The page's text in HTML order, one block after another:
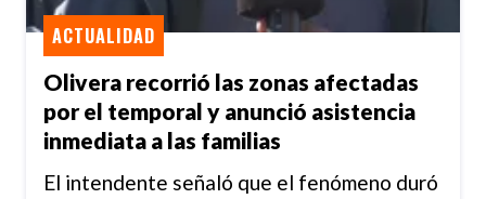
Olivera recorrió las zonas afectadas
por el temporal y anunció asistencia
inmediata a las familias
ACTUALIDAD
El intendente señaló que el fenómeno duró